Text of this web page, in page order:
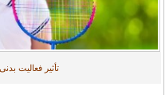
تأثیر فعالیت